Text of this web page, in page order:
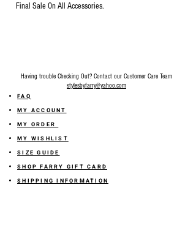
Final Sale On All Accessories.
Having trouble Checking Out? Contact our Customer Care Team
stylesbyfarry@yahoo.com
FAQ
MY ACCOUNT
MY ORDER
MY WISHLIST
SIZE GUIDE
SHOP FARRY GIFT CARD
SHIPPING INFORMATION